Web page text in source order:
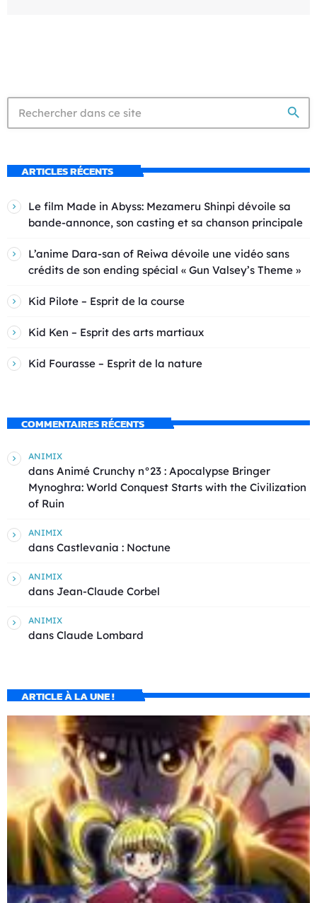
search
ARTICLES RÉCENTS
Le film Made in Abyss: Mezameru Shinpi dévoile sa
bande-annonce, son casting et sa chanson principale
L’anime Dara-san of Reiwa dévoile une vidéo sans
crédits de son ending spécial « Gun Valsey’s Theme »
Kid Pilote – Esprit de la course
Kid Ken – Esprit des arts martiaux
Kid Fourasse – Esprit de la nature
COMMENTAIRES RÉCENTS
ANIMIX
dans Animé Crunchy n°23 : Apocalypse Bringer
Mynoghra: World Conquest Starts with the Civilization
of Ruin
ANIMIX
dans Castlevania : Noctune
ANIMIX
dans Jean-Claude Corbel
ANIMIX
dans Claude Lombard
ARTICLE À LA UNE !